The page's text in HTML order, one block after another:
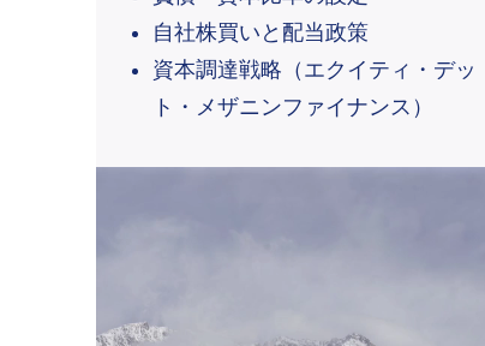
自社株買いと配当政策
​資本調達戦略（エクイティ・デッ
ト・メザニンファイナンス）